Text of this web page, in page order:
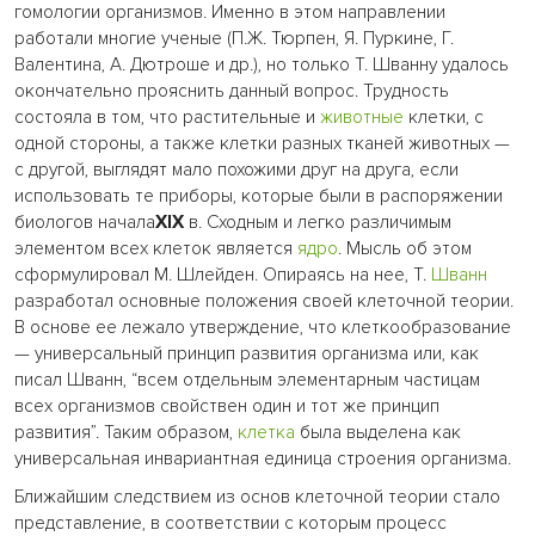
гомологии организмов. Именно в этом направлении
работали многие ученые (П.Ж. Тюрпен, Я. Пуркине, Г.
Валентина, А. Дютроше и др.), но только Т. Шванну удалось
окончательно прояснить данный вопрос. Трудность
состояла в том, что растительные и животные клетки, с
одной стороны, а также клетки разных тканей животных —
с другой, выглядят мало похожими друг на друга, если
использовать те приборы, которые были в распоряжении
биологов началаXIX в. Сходным и легко различимым
элементом всех клеток является ядро. Мысль об этом
сформулировал М. Шлейден. Опираясь на нее, Т. Шванн
разработал основные положения своей клеточной теории.
В основе ее лежало утверждение, что клеткообразование
— универсальный принцип развития организма или, как
писал Шванн, “всем отдельным элементарным частицам
всех организмов свойствен один и тот же принцип
развития”. Таким образом, клетка была выделена как
универсальная инвариантная единица строения организма.
Ближайшим следствием из основ клеточной теории стало
представление, в соответствии с которым процесс